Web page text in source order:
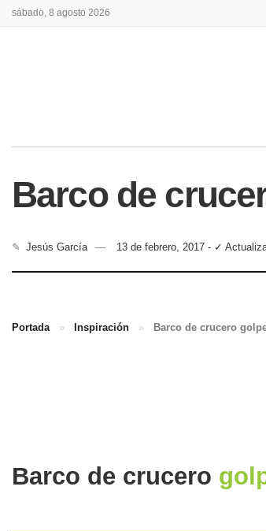
sábado, 8 agosto 2026
Barco de
✎ Jesús García 13 de febrero, 2017 - ✓
Portada » Inspiración » Barco de crucero
Barco de crucero